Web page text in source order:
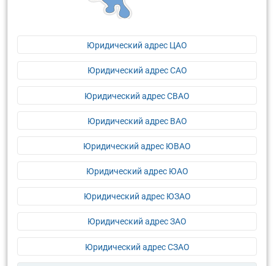
Юридический адрес ЦАО
Юридический адрес САО
Юридический адрес СВАО
Юридический адрес ВАО
Юридический адрес ЮВАО
Юридический адрес ЮАО
Юридический адрес ЮЗАО
Юридический адрес ЗАО
Юридический адрес СЗАО